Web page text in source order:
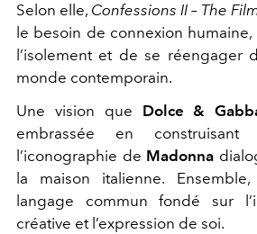
Selon elle, Confessions II – The
le besoin de connexion humaine,
l’isolement et de se réengager
monde contemporain.
Une vision que Dolce &
embrassée en
l’iconographie de Madonna
la maison italienne.
langage commun fondé sur
créative et l’expression de soi.